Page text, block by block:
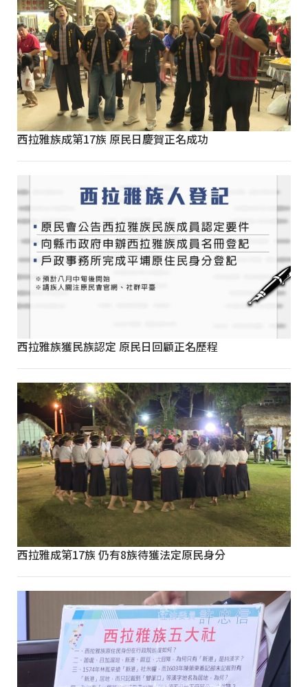
西拉雅族成第17族 原民日慶賀正名成功
西拉雅族獲民族認定 原民日回顧正名歷程
西拉雅成第17族 仍有8族待獲法定原民身分